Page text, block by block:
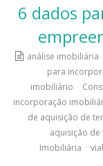
6 dados
análise imobiliária
para
imobiliário ·
incorporação
de aquisição de
aquisição
Imobiliária ·